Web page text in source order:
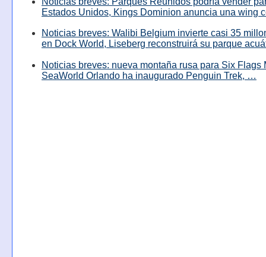
Estados Unidos, Kings Dominion anuncia una wing
Noticias breves: Walibi Belgium invierte casi 35
en Dock World, Liseberg reconstruirá su parque
Noticias breves: nueva montaña rusa para Six Flags
SeaWorld Orlando ha inaugurado Penguin Trek, …